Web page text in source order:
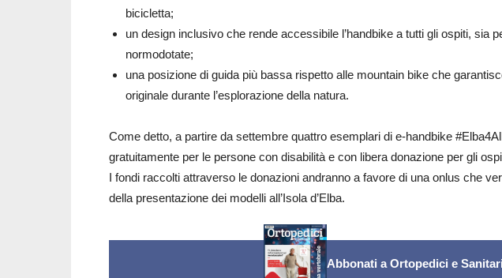
bicicletta;
un design inclusivo che rende accessibile l’handbike a tutti gli ospiti, sia
normodotate;
una posizione di guida più bassa rispetto alle mountain bike che
originale durante l’esplorazione della natura.
Come detto, a partire da settembre quattro esemplari di e-handbike
gratuitamente per le persone con disabilità e con libera donazione per gli
I fondi raccolti attraverso le donazioni andranno a favore di una onlus che
della presentazione dei modelli all’Isola d’Elba.
Abbonati a Ortopedici e Sanitari